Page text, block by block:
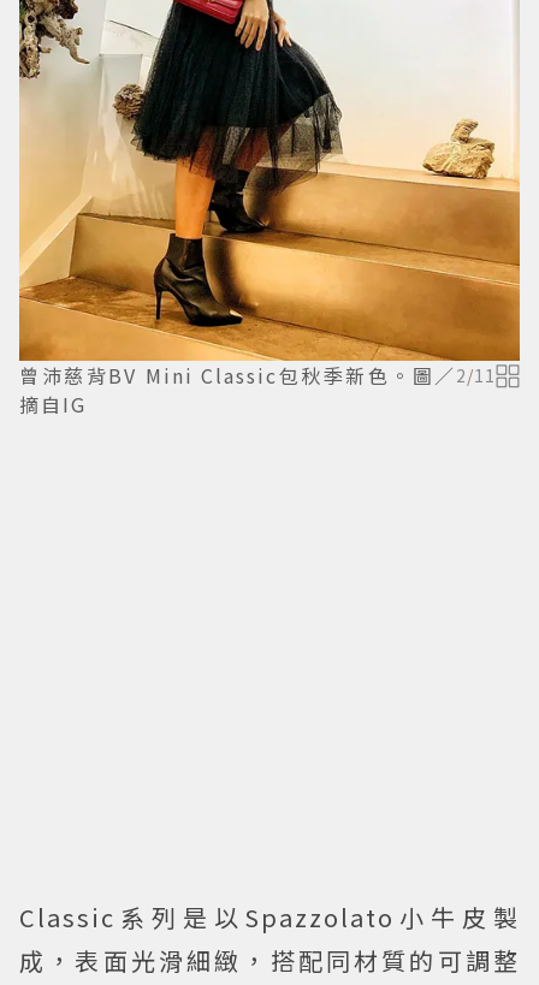
曾沛慈背BV Mini Classic包秋季新色。圖／
摘自IG
2/11
Classic系列是以Spazzolato小牛皮製
成，表面光滑細緻，搭配同材質的可調整